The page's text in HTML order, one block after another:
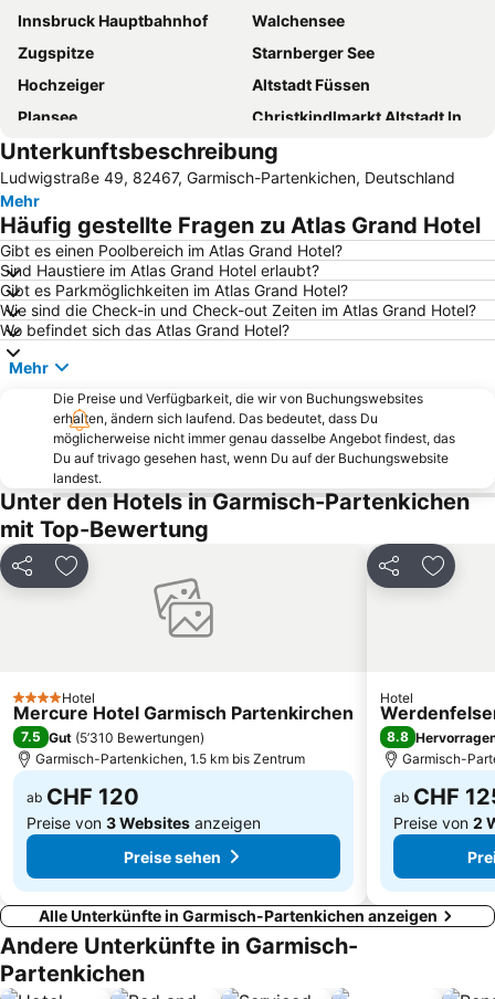
Innsbruck Hauptbahnhof
Walchensee
Zugspitze
Starnberger See
Hochzeiger
Altstadt Füssen
Plansee
Christkindlmarkt Altstadt Innsbruck
Alpsee
Bahnhof Seefeld
Swarovski Kristallwelten
Hohenschwangau
Skigebiet Kühtai
Haldensee
Starnberger See
Eibsee
Congress Innsbruck
Olympiaworld
Goldenes Dachl
Achensee
Area 47
FIS Alpiner Ski Weltcup
Kochelsee
Ehrwald-Lermoos
Rübezahl
Flughafen Innsbruck
Leutaschtal
Hallenbad Amraser Straße
Casino Seefeld
Christkindlmarkt am Marktplatz
Casino Innsbruck
Rechenhof
Garmisch-Partenkirchen Casino
Urisee
Maria-Theresien-Straße
Karwendelbad
Innsbrucker Nordkettenbahnen
Unterkunftsbeschreibung
Ludwigstraße 49, 82467, Garmisch-Partenkichen, Deutschland
Mehr
Häufig gestellte Fragen zu Atlas Grand Hotel
Gibt es einen Poolbereich im Atlas Grand Hotel?
Sind Haustiere im Atlas Grand Hotel erlaubt?
Gibt es Parkmöglichkeiten im Atlas Grand Hotel?
Wie sind die Check-in und Check-out Zeiten im Atlas Grand Hotel?
Wo befindet sich das Atlas Grand Hotel?
Mehr
Die Preise und Verfügbarkeit, die wir von Buchungswebsites
erhalten, ändern sich laufend. Das bedeutet, dass Du
möglicherweise nicht immer genau dasselbe Angebot findest, das
Du auf trivago gesehen hast, wenn Du auf der Buchungswebsite
landest.
Unter den Hotels in Garmisch-Partenkichen
mit Top-Bewertung
Teilen Zu Favoriten hinzufügen
4 SterneHotel
Mercure Hotel Garmisch Partenkirchen
7.5 Gut (5’310 Bewertungen)
Garmisch-Partenkichen, 1.5 km bis Zentrum
ab CHF 120
Preise von 3 Websites anzeigen
Preise sehen
Teilen Zu
Hotel
8.8
Garmisch-
ab CHF
Preise von 2
Alle Unterkünfte in Garmisch-Partenkichen anzeigen
Andere Unterkünfte in Garmisch-
Partenkichen